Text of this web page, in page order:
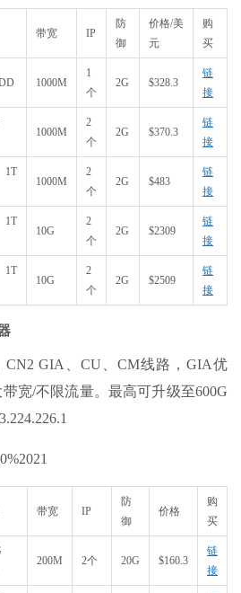
带宽 IP
防
御
价格/美
元
购
买
1000M
1
个
2G $328.3
链
接
1000M
2
个
2G $370.3
链
接
1000M
2
个
2G $483
链
接
10G
2
个
2G $2309
链
接
10G
2
个
2G $2509
链
接
GIA、CU、CM线路，GIA优
宽/不限流量。最高可升级至600G
带宽 IP
防
御
价格
购
买
200M 2个 20G $160.3
链
接